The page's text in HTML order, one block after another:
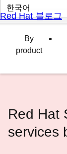
페
이
변
Red Hat 블로그
By
product
Red Hat
services